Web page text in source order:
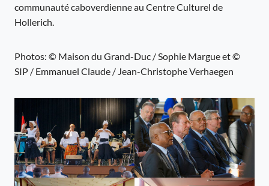
communauté caboverdienne au Centre Culturel de
Hollerich.
Photos: © Maison du Grand-Duc / Sophie Margue et ©
SIP / Emmanuel Claude / Jean-Christophe Verhaegen